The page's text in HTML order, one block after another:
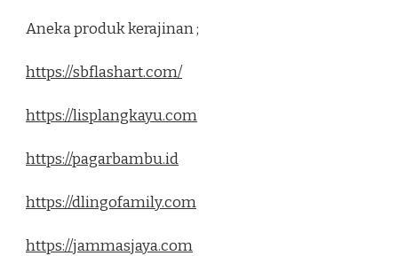
Aneka produk kerajinan ;
https://sbflashart.com/
https://lisplangkayu.com
https://pagarbambu.id
https://dlingofamily.com
https://jammasjaya.com